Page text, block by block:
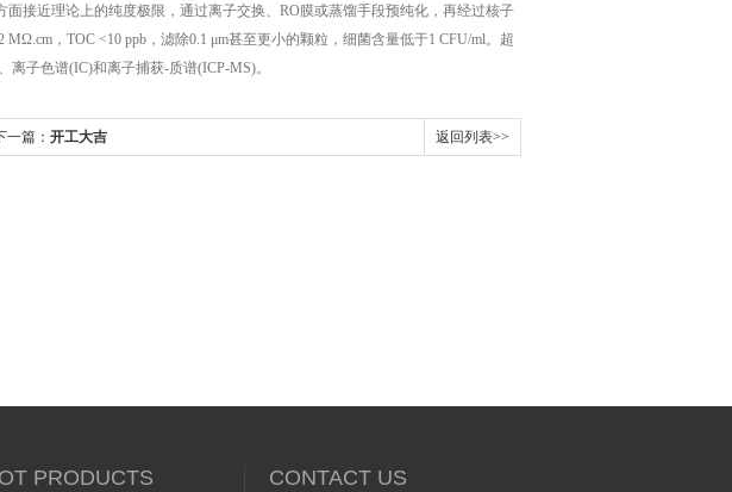
近理论上的纯度极限，通过离子交换、RO膜或蒸馏手段预纯化，再经过核子
，TOC <10 ppb，滤除0.1 μm甚至更小的颗粒，细菌含量低于1 CFU/ml。超
子色谱(IC)和离子捕获-质谱(ICP-MS)。
一篇： 开工大吉 返回列表>>
PRODUCTS CONTACT US